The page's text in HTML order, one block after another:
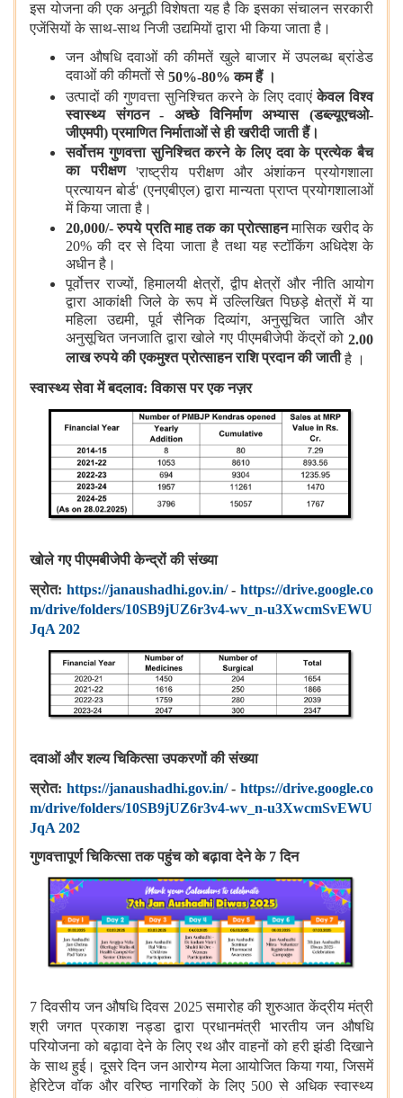
इस योजना की एक अनूठी विशेषता यह है कि इसका संचालन सरकारी
एजेंसियों के साथ-साथ निजी उद्यमियों द्वारा भी किया जाता है।
जन औषधि दवाओं की कीमतें खुले बाजार में उपलब्ध ब्रांडेड
दवाओं की कीमतों से 50%-80% कम हैं ।
उत्पादों की गुणवत्ता सुनिश्चित करने के लिए दवाएंकेवल विश्व
स्वास्थ्य संगठन - अच्छे विनिर्माण अभ्यास (डब्ल्यूएचओ-
जीएमपी) प्रमाणित निर्माताओं से ही खरीदी जाती हैं।
सर्वोत्तम गुणवत्ता सुनिश्चित करने के लिए दवा के प्रत्येक बैच
का परीक्षण'राष्ट्रीय परीक्षण और अंशांकन प्रयोगशाला
प्रत्यायन बोर्ड' (एनएबीएल) द्वारा मान्यता प्राप्त प्रयोगशालाओं
में किया जाता है।
20,000/- रुपये प्रति माह तक का प्रोत्साहनमासिक खरीद के
20% की दर से दिया जाता है तथा यह स्टॉकिंग अधिदेश के
अधीन है।
पूर्वोत्तर राज्यों, हिमालयी क्षेत्रों, द्वीप क्षेत्रों और नीति आयोग
द्वारा आकांक्षी जिले के रूप में उल्लिखित पिछड़े क्षेत्रों में या
महिला उद्यमी, पूर्व सैनिक दिव्यांग, अनुसूचित जाति और
अनुसूचित जनजाति द्वारा खोले गए पीएमबीजेपी केंद्रों को 2.00
लाख रुपये की एकमुश्त प्रोत्साहन राशि प्रदान की जातीहै ।
स्वास्थ्य सेवा में बदलाव: विकास पर एक नज़र
खोले गए पीएमबीजेपी केन्द्रों की संख्या
स्रोत: https://janaushadhi.gov.in/-https://drive.google.co
m/drive/folders/10SB9jUZ6r3v4-wv_n-u3XwcmSvEWU
JqA 202
दवाओं और शल्य चिकित्सा उपकरणों की संख्या
स्रोत: https://janaushadhi.gov.in/-https://drive.google.co
m/drive/folders/10SB9jUZ6r3v4-wv_n-u3XwcmSvEWU
JqA 202
गुणवत्तापूर्ण चिकित्सा तक पहुंच को बढ़ावा देने के 7 दिन
7 दिवसीय जन औषधि दिवस 2025 समारोह की शुरुआत केंद्रीय मंत्री
श्री जगत प्रकाश नड्डा द्वारा प्रधानमंत्री भारतीय जन औषधि
परियोजना को बढ़ावा देने के लिए रथ और वाहनों को हरी झंडी दिखाने
के साथ हुई। दूसरे दिन जन आरोग्य मेला आयोजित किया गया, जिसमें
हेरिटेज वॉक और वरिष्ठ नागरिकों के लिए 500 से अधिक स्वास्थ्य